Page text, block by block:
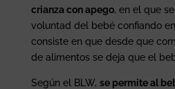
crianza con apego, en el que
voluntad del bebé confiando
consiste en que desde que
de alimentos se deja que el
Según el BLW, se permite al